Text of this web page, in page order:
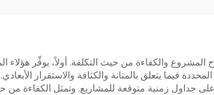
المشروع والكفاءة من حيث التكلفة. أولاً، يوفِّر
فيما يتعلق بالمتانة والكثافة والاستقرار
جداول زمنية متوقعة للمشاريع. وتمثل الكفاءة من